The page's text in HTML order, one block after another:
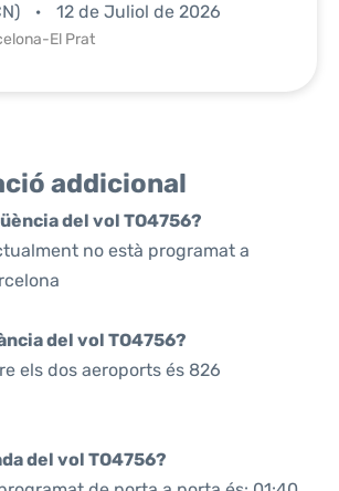
12 de Juliol de 2026
El Prat
addicional
del vol TO4756?
no està programat a
del vol TO4756?
els dos aeroports és 826
del vol TO4756?